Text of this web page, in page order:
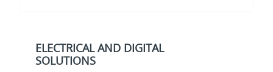
ELECTRICAL AND DIGITAL
SOLUTIONS